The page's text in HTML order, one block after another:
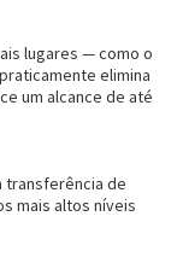
lugares — como o
elimina
um alcance de até
transferência de
mais altos níveis